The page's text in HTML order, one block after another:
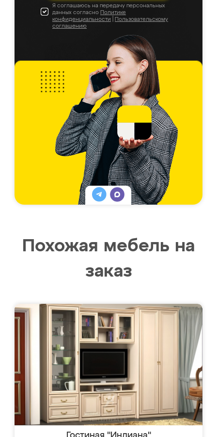
Я соглашаюсь на передачу персональных
данных согласно Политике
конфиденциальности
Пользовательскому
соглашению
Похожая мебель на
заказ